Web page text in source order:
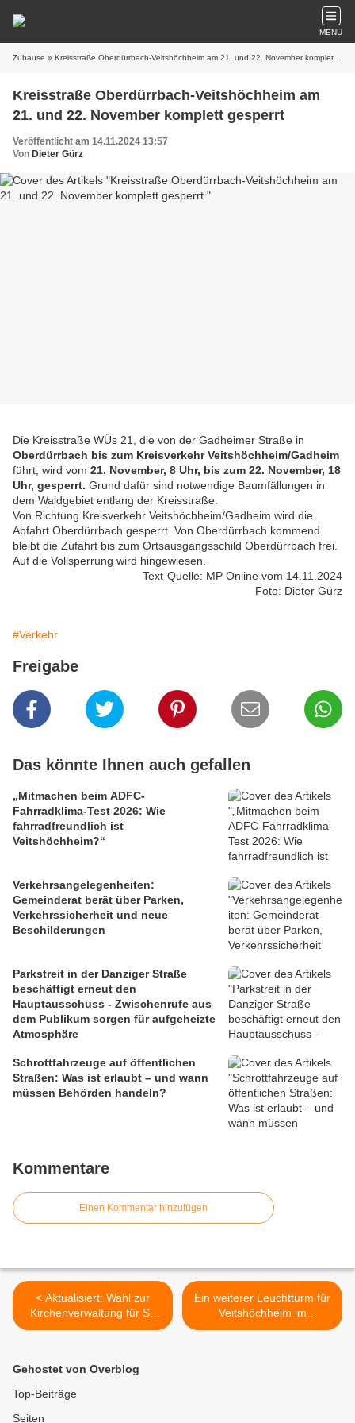
MENU
Zuhause » Kreisstraße Oberdürrbach-Veitshöchheim am 21. und 22. November komplett gesperrt
Kreisstraße Oberdürrbach-Veitshöchheim am
21. und 22. November komplett gesperrt
Veröffentlicht am 14.11.2024 13:57
Von Dieter Gürz
Die Kreisstraße WÜs 21, die von der Gadheimer Straße in
Oberdürrbach bis zum Kreisverkehr Veitshöchheim/Gadheim
führt, wird vom 21. November, 8 Uhr, bis zum 22. November, 18
Uhr, gesperrt. Grund dafür sind notwendige Baumfällungen in
dem Waldgebiet entlang der Kreisstraße.
Von Richtung Kreisverkehr Veitshöchheim/Gadheim wird die
Abfahrt Oberdürrbach gesperrt. Von Oberdürrbach kommend
bleibt die Zufahrt bis zum Ortsausgangsschild Oberdürrbach frei.
Auf die Vollsperrung wird hingewiesen.
Text-Quelle: MP Online vom 14.11.2024
Foto: Dieter Gürz
#Verkehr
Freigabe
Das könnte Ihnen auch gefallen
„Mitmachen beim ADFC-
Fahrradklima-Test 2026: Wie
fahrradfreundlich ist
Veitshöchheim?“
Verkehrsangelegenheiten:
Gemeinderat berät über Parken,
Verkehrssicherheit und neue
Beschilderungen
Parkstreit in der Danziger Straße
beschäftigt erneut den
Hauptausschuss - Zwischenrufe aus
dem Publikum sorgen für aufgeheizte
Atmosphäre
Schrottfahrzeuge auf öffentlichen
Straßen: Was ist erlaubt – und wann
müssen Behörden handeln?
Kommentare
Einen Kommentar hinzufügen
< Aktualisiert: Wahl zur
Kirchenverwaltung für St.
Vitus sowie der Kuratie Hlst.
Periode 2025 – 2030 am
24. November 2024
Ein weiterer Leuchtturm für
Veitshöchheim im
Entstehen: Richtfest beim
Gehostet von Overblog
Top-Beiträge
Seiten